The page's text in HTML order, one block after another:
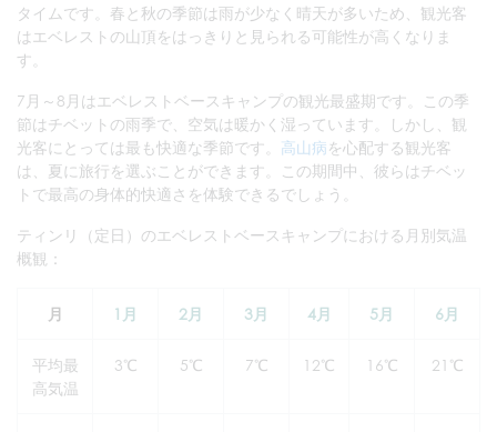
タイムです。春と秋の季節は雨が少なく晴天が多いため、観光客
はエベレストの山頂をはっきりと見られる可能性が高くなりま
す。
7月～8月はエベレストベースキャンプの観光最盛期です。この季
節はチベットの雨季で、空気は暖かく湿っています。しかし、観
光客にとっては最も快適な季節です。 高山病を心配する観光客
は、夏に旅行を選ぶことができます。この期間中、彼らはチベッ
トで最高の身体的快適さを体験できるでしょう。
ティンリ（定日）のエベレストベースキャンプにおける月別気温
概観：
月 1月 2月 3月 4月 5月 6月
平均最
高気温
3℃ 5℃ 7℃ 12℃ 16℃ 21℃